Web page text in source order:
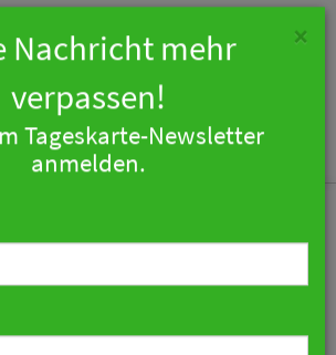
×
Nachricht mehr
verpassen!
Tageskarte-Newsletter
anmelden.